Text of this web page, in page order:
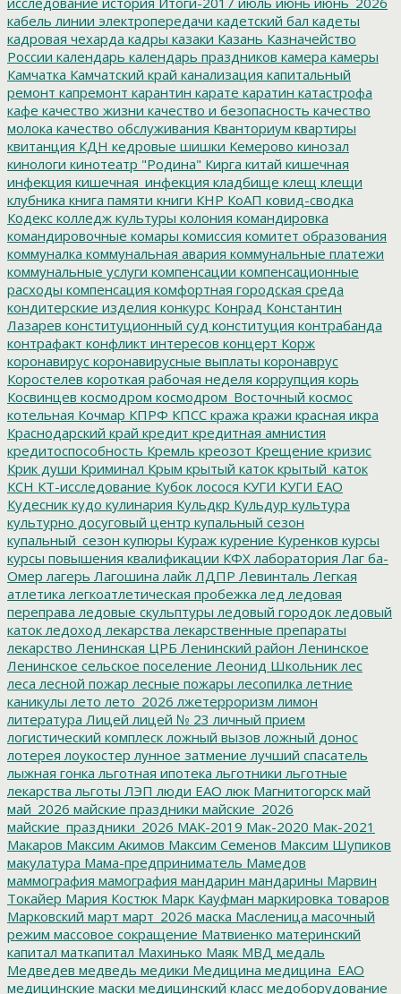
кабель линии электропередачи кадетский бал кадеты
кадровая чехарда кадры казаки Казань Казначейство
России календарь календарь праздников камера камеры
Камчатка Камчатский край канализация капитальный
ремонт капремонт карантин карате каратин катастрофа
кафе качество жизни качество и безопасность качество
молока качество обслуживания Кванториум квартиры
квитанция КДН кедровые шишки Кемерово кинозал
кинологи кинотеатр "Родина" Кирга китай кишечная
инфекция кишечная_инфекция кладбище клещ клещи
клубника книга памяти книги КНР КоАП ковид-сводка
Кодекс колледж культуры колония командировка
командировочные комары комиссия комитет образования
коммуналка коммунальная авария коммунальные платежи
коммунальные услуги компенсации компенсационные
расходы компенсация комфортная городская среда
кондитерские изделия конкурс Конрад Константин
Лазарев конституционный суд конституция контрабанда
контрафакт конфликт интересов концерт Корж
коронавирус коронавирусные выплаты коронаврус
Коростелев короткая рабочая неделя коррупция корь
Косвинцев космодром космодром_Восточный космос
котельная Кочмар КПРФ КПСС кража кражи красная икра
Краснодарский край кредит кредитная амнистия
кредитоспособность Кремль креозот Крещение кризис
Крик души Криминал Крым крытый каток крытый_каток
КСН КТ-исследование Кубок лосося КУГИ КУГИ ЕАО
Кудесник кудо кулинария Кульдкр Кульдур культура
культурно досуговый центр купальный сезон
купальный_сезон купюры Кураж курение Куренков курсы
курсы повышения квалификации КФХ лаборатория Лаг ба-
Омер лагерь Лагошина лайк ЛДПР Левинталь Легкая
атлетика легкоатлетическая пробежка лед ледовая
переправа ледовые скульптуры ледовый городок ледовый
каток ледоход лекарства лекарственные препараты
лекарство Ленинская ЦРБ Ленинский район Ленинское
Ленинское сельское поселение Леонид Школьник лес
леса лесной пожар лесные пожары лесопилка летние
каникулы лето лето_2026 лжетерроризм лимон
литература Лицей лицей № 23 личный прием
логистический комплеск ложный вызов ложный донос
лотерея лоукостер лунное затмение лучший спасатель
лыжная гонка льготная ипотека льготники льготные
лекарства льготы ЛЭП люди ЕАО люк Магнитогорск май
май_2026 майские праздники майские_2026
майские_праздники_2026 МАК-2019 Мак-2020 Мак-2021
Макаров Максим Акимов Максим Семенов Максим Шупиков
макулатура Мама-предприниматель Мамедов
маммография мамография мандарин мандарины Марвин
Токайер Мария Костюк Марк Кауфман маркировка товаров
Марковский март март_2026 маска Масленица масочный
режим массовое сокращение Матвиенко материнский
капитал маткапитал Махинько Маяк МВД медаль
Медведев медведь медики Медицина медицина_ЕАО
медицинские маски медицинский класс медоборудование